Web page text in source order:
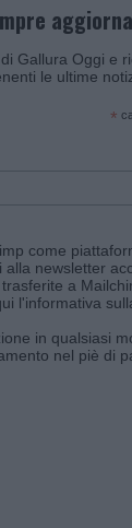
Gallura Oggi e
le ultime
*
come
newsletter
a
l'informativa
in qualsiasi
nel piè di